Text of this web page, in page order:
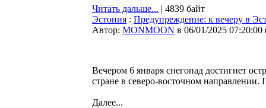
Читать дальше... | 4839 байт
Эстония : Предупреждение: к вечеру в
Автор: MONMOON в 06/01/2025 07:20:00
Вечером 6 января снегопад достигнет
стране в северо-восточном
Далее...